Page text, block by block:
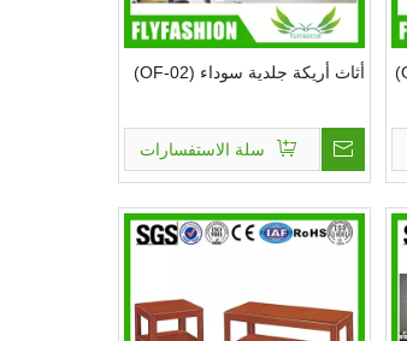
أثاث أريكة جلدية سوداء (OF-02)
سلة الاستفسارات